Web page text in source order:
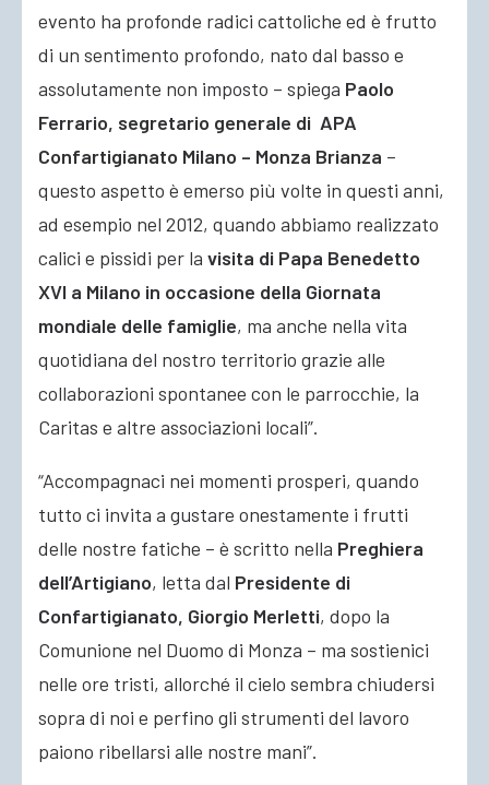
evento ha profonde radici cattoliche ed è frutto
di un sentimento profondo, nato dal basso e
assolutamente non imposto – spiega Paolo
Ferrario, segretario generale di APA
Confartigianato Milano – Monza Brianza –
questo aspetto è emerso più volte in questi anni,
ad esempio nel 2012, quando abbiamo realizzato
calici e pissidi per la visita di Papa Benedetto
XVI a Milano in occasione della Giornata
mondiale delle famiglie, ma anche nella vita
quotidiana del nostro territorio grazie alle
collaborazioni spontanee con le parrocchie, la
Caritas e altre associazioni locali”.
“Accompagnaci nei momenti prosperi, quando
tutto ci invita a gustare onestamente i frutti
delle nostre fatiche – è scritto nella Preghiera
dell’Artigiano, letta dal Presidente di
Confartigianato, Giorgio Merletti, dopo la
Comunione nel Duomo di Monza – ma sostienici
nelle ore tristi, allorché il cielo sembra chiudersi
sopra di noi e perfino gli strumenti del lavoro
paiono ribellarsi alle nostre mani”.